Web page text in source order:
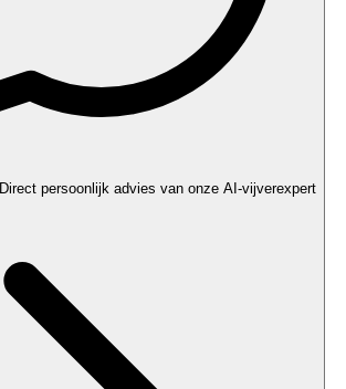
Direct persoonlijk advies van onze AI-vijverexpert